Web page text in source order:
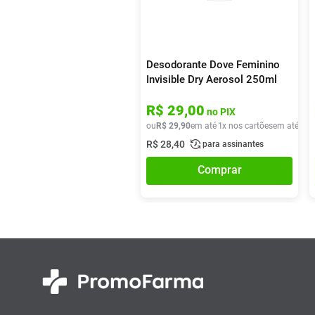
Desodorante Dove Feminino
Invisible Dry Aerosol 250ml
R$ 29,00 no PIX
ouR$ 29,90em até 1x nos cartõesem até x
R$28,40 para assinantes
Comprar